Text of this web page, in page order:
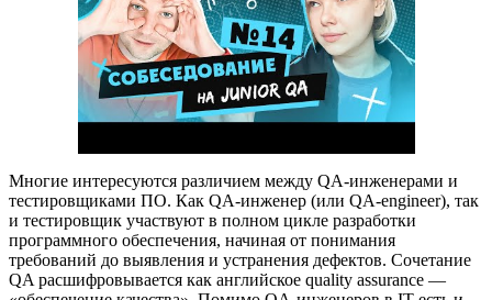
Многие интересуются различием между QA-инженерами и
тестировщиками ПО. Как QA-инженер (или QA-engineer), так
и тестировщик участвуют в полном цикле разработки
программного обеспечения, начиная от понимания
требований до выявления и устранения дефектов. Сочетание
QA расшифровывается как английское quality assurance ―